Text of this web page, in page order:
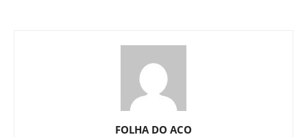
FOLHA DO ACO